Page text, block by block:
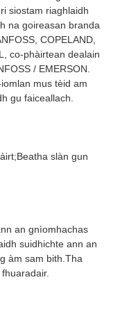
siostam riaghlaidh
na goireasan branda
COPELAND,
co-phàirtean dealain
/ EMERSON.
mus tèid am
gu faiceallach.
slàn gun
an gnìomhachas
suidhichte ann an
àm sam bith.Tha